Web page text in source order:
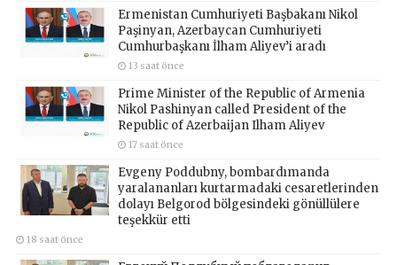
Ermenistan Cumhuriyeti Başbakanı Nikol
Paşinyan, Azerbaycan Cumhuriyeti
Cumhurbaşkanı İlham Aliyev’i aradı
13 saat önce
Prime Minister of the Republic of Armenia
Nikol Pashinyan called President of the
Republic of Azerbaijan Ilham Aliyev
17 saat önce
Evgeny Poddubny, bombardımanda
yaralananları kurtarmadaki cesaretlerinden
dolayı Belgorod bölgesindeki gönüllülere
teşekkür etti
18 saat önce